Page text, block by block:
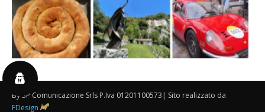
By 3P Comunicazione Srls P.Iva 01201100573| Sito realizzato da
FDesign